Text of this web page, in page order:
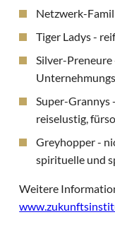
Netzwerk-
Tiger Ladys -
Silver-Preneure
Super-
reiselustig,
Greyhopper -
spirituelle und
Weitere